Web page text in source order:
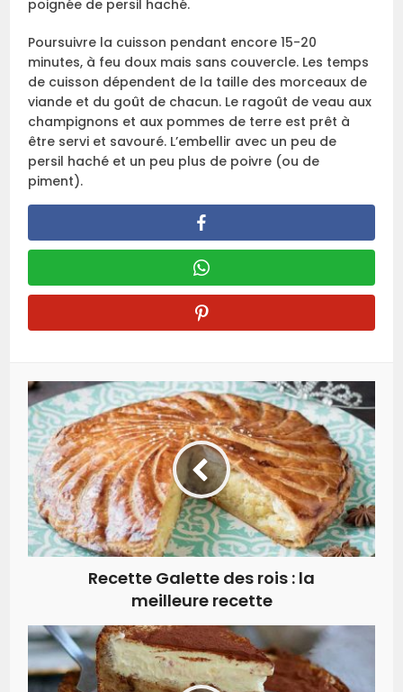
poignée de persil haché.
Poursuivre la cuisson pendant encore 15-20
minutes, à feu doux mais sans couvercle. Les temps
de cuisson dépendent de la taille des morceaux de
viande et du goût de chacun. Le ragoût de veau aux
champignons et aux pommes de terre est prêt à
être servi et savouré. L’embellir avec un peu de
persil haché et un peu plus de poivre (ou de
piment).
Recette Galette des rois : la
meilleure recette